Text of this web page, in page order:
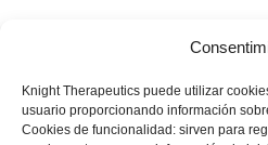
Knight Therapeutics puede utilizar
usuario proporcionando información
Cookies de funcionalidad: sirven para
© Laboratorio LKM S.A. Todos los
presentada es desarrollada con un
ser utilizada para realizar
alguna condición médica. Recuerde